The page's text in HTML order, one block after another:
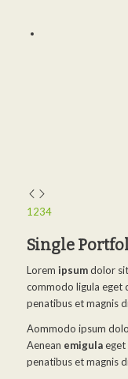
1234
Single
Lorem ipsumdolor sit
commodo ligula eget
penatibus et magnis
Aommodo ipsum
Aenean emigulaeget
penatibus et magnis